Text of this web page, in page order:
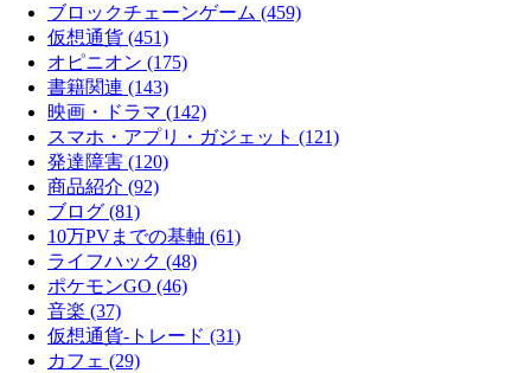
ブロックチェーンゲーム (459)
仮想通貨 (451)
オピニオン (175)
書籍関連 (143)
映画・ドラマ (142)
スマホ・アプリ・ガジェット (121)
発達障害 (120)
商品紹介 (92)
ブログ (81)
10万PVまでの基軸 (61)
ライフハック (48)
ポケモンGO (46)
音楽 (37)
仮想通貨-トレード (31)
カフェ (29)